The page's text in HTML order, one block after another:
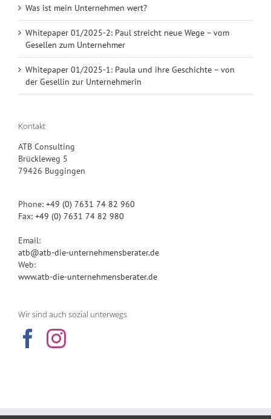
Was ist mein Unternehmen wert?
Whitepaper 01/2025-2: Paul streicht neue Wege – vom
Gesellen zum Unternehmer
Whitepaper 01/2025-1: Paula und ihre Geschichte – von
der Gesellin zur Unternehmerin
Kontakt
ATB Consulting
Brückleweg 5
79426 Buggingen
Phone: +49 (0) 7631 74 82 960
Fax: +49 (0) 7631 74 82 980
Email:
atb@atb-die-unternehmensberater.de
Web:
www.atb-die-unternehmensberater.de
Wir sind auch sozial unterwegs